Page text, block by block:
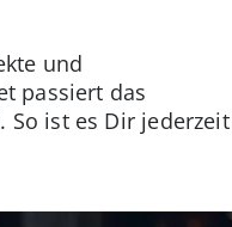
und
passiert das
So ist es Dir jederzeit